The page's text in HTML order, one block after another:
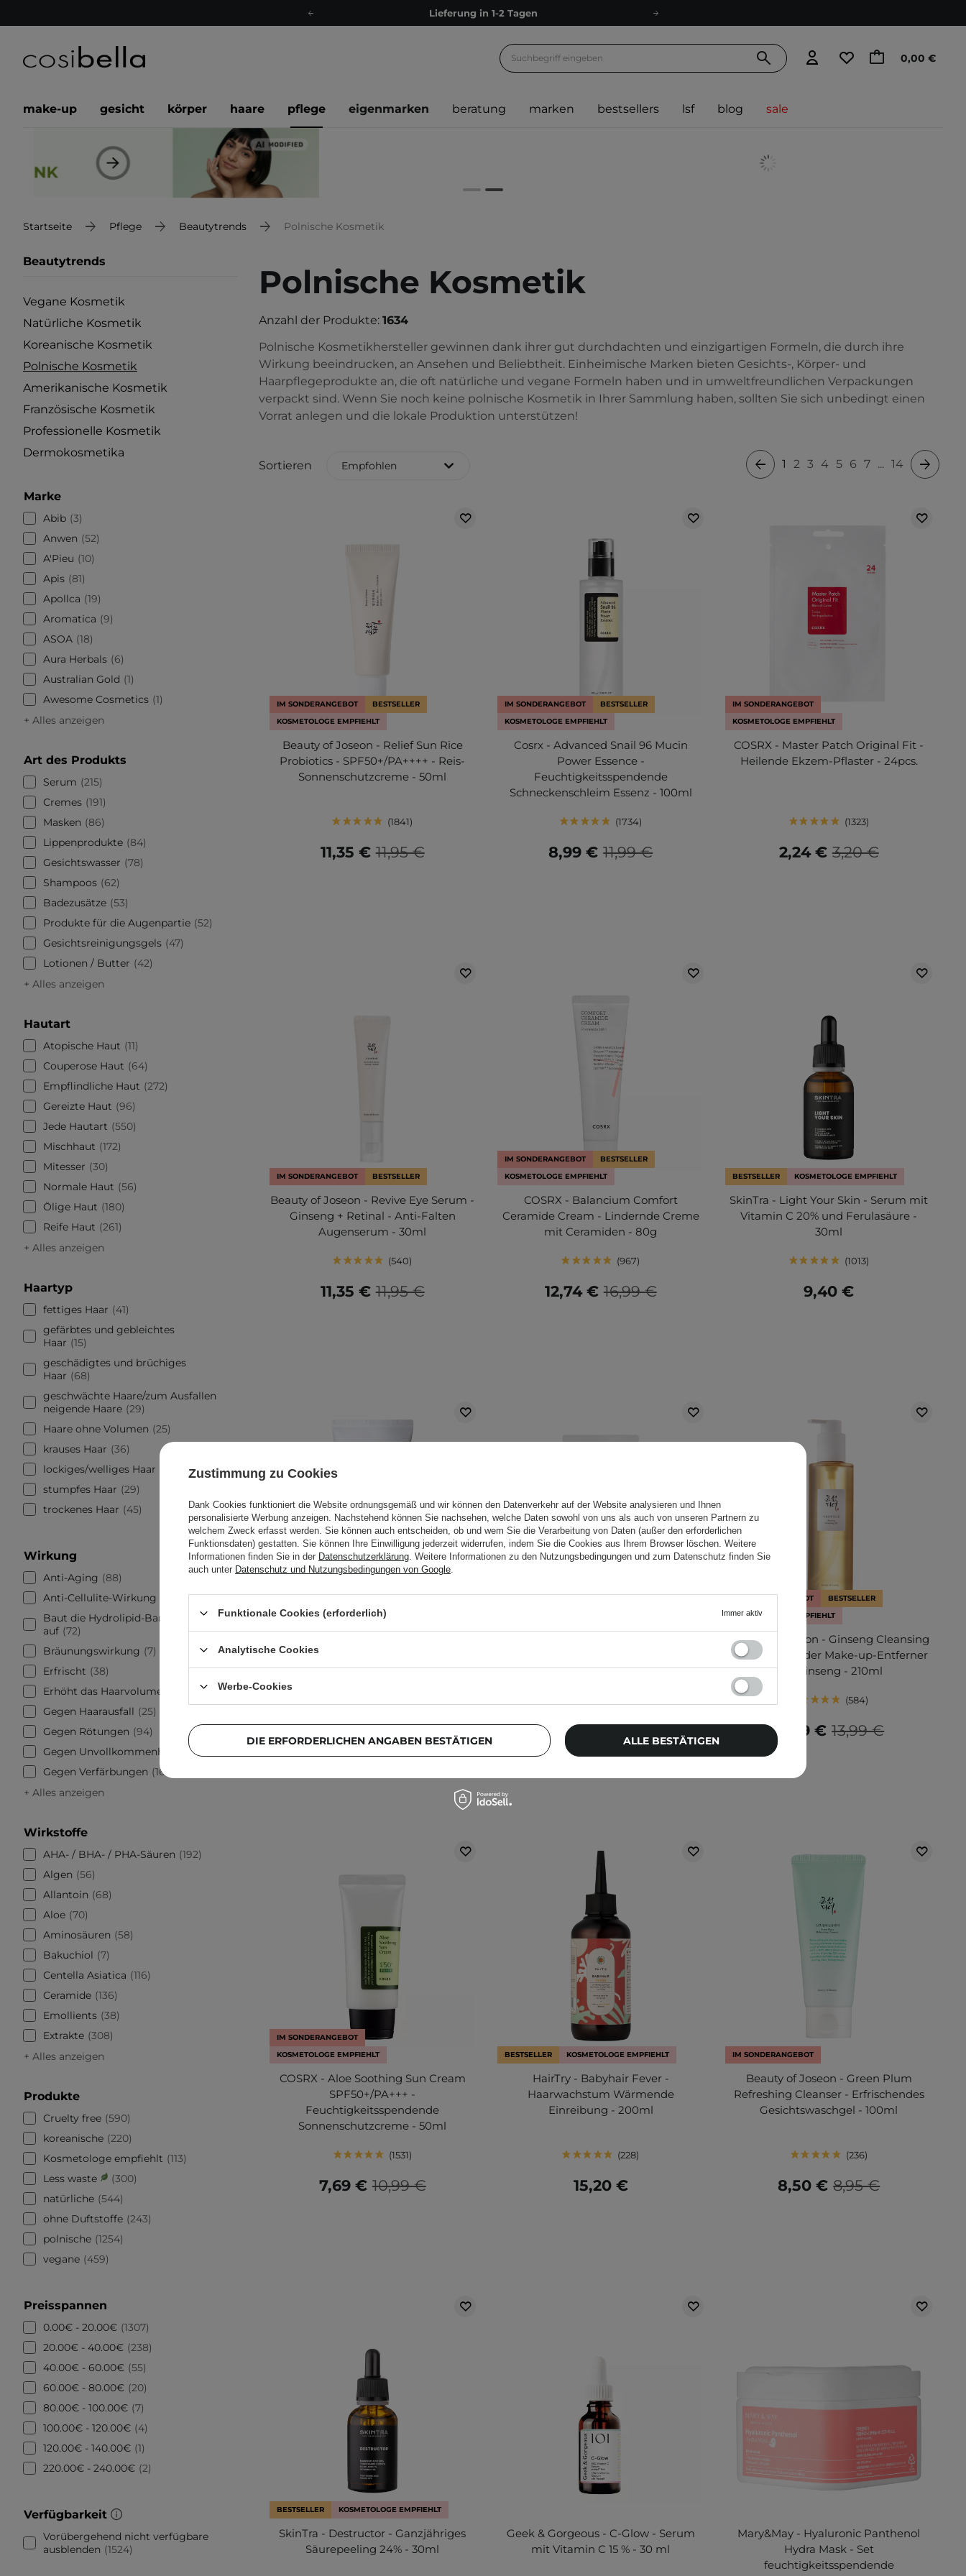
Lieferung in 1-2 Tagen
Kostenloser Versand ab 60 €
Versand nach Deutschland und Österreich
Empfehle uns weiter und sammle noch mehr Punkte
0,00 €
make-up gesicht körper haare pflege eigenmarken beratung marken bestsellers lsf blog sale
Startseite Pflege Beautytrends Polnische Kosmetik
Beautytrends
Vegane Kosmetik
Natürliche Kosmetik
Koreanische Kosmetik
Polnische Kosmetik
Amerikanische Kosmetik
Französische Kosmetik
Professionelle Kosmetik
Dermokosmetika
Marke
Abib 3
Anwen
52
A'Pieu
10
Apis 81
Apollca
19
Aromatica
9
ASOA 18
Aura Herbals
6
Australian Gold
1
Awesome Cosmetics 1
+ Alles anzeigen
Art des Produkts
Serum
215
Cremes 191
Masken
86
Lippenprodukte 84
Gesichtswasser
78
Shampoos
62
Badezusätze 53
Produkte für die Augenpartie 52
Gesichtsreinigungsgels
47
Lotionen / Butter
42
+ Alles anzeigen
Hautart
Atopische Haut
11
Couperose Haut
64
Empflindliche Haut
272
Gereizte Haut
96
Jede Hautart
550
Mischhaut
172
Mitesser
30
Normale Haut
56
Ölige Haut
180
Reife Haut
261
+ Alles anzeigen
Haartyp
fettiges Haar
41
gefärbtes und gebleichtes
Haar
15
geschädigtes und brüchiges
Haar
68
geschwächte Haare/zum Ausfallen
neigende Haare 29
Haare ohne Volumen
25
krauses Haar
36
lockiges/welliges Haar
stumpfes Haar
29
trockenes Haar
45
Wirkung
Anti-Aging
88
Anti-Cellulite-Wirkung
Baut die Hydrolipid-Barriere
auf 72
Bräunungswirkung
7
Erfrischt
38
Erhöht das Haarvolumen
Gegen Haarausfall
25
Gegen Rötungen
94
Gegen Unvollkommenheiten
190
Gegen Verfärbungen
163
+ Alles anzeigen
Wirkstoffe
AHA- / BHA- / PHA-Säuren
192
Algen
56
Allantoin
68
Aloe 70
Aminosäuren
58
Bakuchiol
7
Centella Asiatica
116
Ceramide 136
Emollients 38
Extrakte 308
+ Alles anzeigen
Produkte
Cruelty free 590
koreanische 220
Kosmetologe empfiehlt
113
Less waste
300
natürliche 544
ohne Duftstoffe 243
polnische 1254
vegane
459
Preisspannen
0.00€ - 20.00€ 1307
20.00€ - 40.00€ 238
40.00€ - 60.00€ 55
60.00€ - 80.00€ 20
80.00€ - 100.00€ 7
100.00€ - 120.00€
4
120.00€ - 140.00€ 1
220.00€ - 240.00€ 2
Verfügbarkeit
Vorübergehend nicht verfügbare
ausblenden
1524
Polnische Kosmetik
Anzahl der Produkte: 1634
Polnische Kosmetikhersteller gewinnen dank ihrer gut durchdachten und einzigartigen Formeln, die durch ihre
Wirkung beeindrucken, an Ansehen und Beliebtheit. Einheimische Marken bieten Gesichts-, Körper- und
Haarpflegeprodukte an, die oft natürliche und vegane Formeln haben und in umweltfreundlichen Verpackungen
verpackt sind. Wenn Sie noch keine polnische Kosmetik in Ihrer Sammlung haben, sollten Sie sich unbedingt einen
Vorrat anlegen und die lokale Produktion unterstützen!
Sortieren Empfohlen 1 2 3 4 5 6 7 ... 14
IM SONDERANGEBOT
BESTSELLER
KOSMETOLOGE EMPFIEHLT
Beauty of Joseon - Relief Sun Rice
Probiotics - SPF50+/PA++++ - Reis-
Sonnenschutzcreme - 50ml
1841
11,95 €
11,35 €
IM SONDERANGEBOT
BESTSELLER
KOSMETOLOGE EMPFIEHLT
Cosrx - Advanced Snail 96 Mucin
Power Essence -
Feuchtigkeitsspendende
Schneckenschleim Essenz - 100ml
1734
11,99 €
8,99 €
IM SONDERANGEBOT
KOSMETOLOGE EMPFIEHLT
COSRX - Master Patch Original Fit -
Heilende Ekzem-Pflaster - 24pcs.
1323
3,20 €
2,24 €
IM SONDERANGEBOT BESTSELLER
Beauty of Joseon - Revive Eye Serum -
Ginseng + Retinal - Anti-Falten
Augenserum - 30ml
540
11,95 €
11,35 €
IM SONDERANGEBOT
BESTSELLER
KOSMETOLOGE EMPFIEHLT
COSRX - Balancium Comfort
Ceramide Cream - Lindernde Creme
mit Ceramiden - 80g
967
16,99 €
12,74 €
BESTSELLER KOSMETOLOGE EMPFIEHLT
SkinTra - Light Your Skin - Serum mit
Vitamin C 20% und Ferulasäure -
30ml
1013
9,40 €
IM SONDERANGEBOT BESTSELLER
Cleanser - Regenerierendes
Gesichtsreinigungsgel - 150ml
10,99 €
8,79 €
150ml
7,99 €
6,39 €
IM SONDERANGEBOT
BESTSELLER
KOSMETOLOGE EMPFIEHLT
Beauty of Joseon - Ginseng Cleansing
Oil - Reinigender Make-up-Entferner
mit Ginseng - 210ml
584
13,99 €
13,29 €
IM SONDERANGEBOT
KOSMETOLOGE EMPFIEHLT
COSRX - Aloe Soothing Sun Cream
SPF50+/PA+++ -
Feuchtigkeitsspendende
Sonnenschutzcreme - 50ml
1531
10,99 €
7,69 €
BESTSELLER KOSMETOLOGE EMPFIEHLT
HairTry - Babyhair Fever -
Haarwachstum Wärmende
Einreibung - 200ml
228
15,20 €
IM SONDERANGEBOT
Beauty of Joseon - Green Plum
Refreshing Cleanser - Erfrischendes
Gesichtswaschgel - 100ml
236
8,95 €
8,50 €
BESTSELLER KOSMETOLOGE EMPFIEHLT
SkinTra - Destructor - Ganzjähriges
Säurepeeling 24% - 30ml
Geek & Gorgeous - C-Glow - Serum
mit Vitamin C 15 % - 30 ml
Mary&May - Hyaluronic Panthenol
Hydra Mask - Set
feuchtigkeitsspendende
Zustimmung zu Cookies
Dank Cookies funktioniert die Website ordnungsgemäß und wir können den Datenverkehr auf der Website analysieren und Ihnen
personalisierte Werbung anzeigen. Nachstehend können Sie nachsehen, welche Daten sowohl von uns als auch von unseren Partnern zu
welchem Zweck erfasst werden. Sie können auch entscheiden, ob und wem Sie die Verarbeitung von Daten (außer den erforderlichen
Funktionsdaten) gestatten. Sie können Ihre Einwilligung jederzeit widerrufen, indem Sie die Cookies aus Ihrem Browser löschen. Weitere
Informationen finden Sie in der Datenschutzerklärung. Weitere Informationen zu den Nutzungsbedingungen und zum Datenschutz finden Sie
auch unter Datenschutz und Nutzungsbedingungen von Google.
Funktionale Cookies (erforderlich) Immer aktiv
Analytische Cookies
Werbe-Cookies
DIE ERFORDERLICHEN ANGABEN BESTÄTIGEN ALLE BESTÄTIGEN